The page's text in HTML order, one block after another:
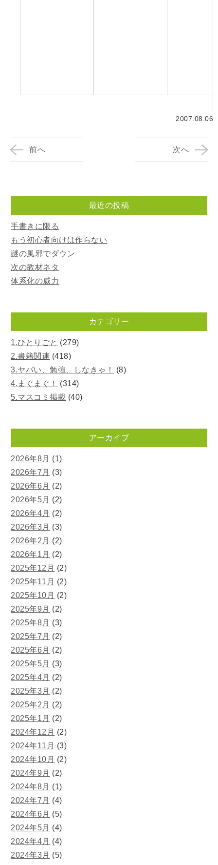
2007.08.06
前へ 次へ
最近の投稿
手書きに限る
もう初心者向けは作らない
謎の風邪でダウン
次の教材ネタ
体系化の威力
カテゴリー
1.ひとりごと (279)
2.書籍関連 (418)
3.ヤバい、勉強、しなきゃ！
(8)
4.まぐまぐ！
(314)
5.マスコミ掲載 (40)
アーカイブ
2026年8月 (1)
2026年7月 (3)
2026年6月 (2)
2026年5月 (2)
2026年4月 (2)
2026年3月 (3)
2026年2月 (2)
2026年1月 (2)
2025年12月 (2)
2025年11月 (2)
2025年10月 (2)
2025年9月 (2)
2025年8月 (3)
2025年7月 (2)
2025年6月 (2)
2025年5月 (3)
2025年4月 (2)
2025年3月 (2)
2025年2月 (2)
2025年1月 (2)
2024年12月 (2)
2024年11月 (3)
2024年10月 (2)
2024年9月 (2)
2024年8月 (1)
2024年7月 (4)
2024年6月 (5)
2024年5月 (4)
2024年4月 (4)
2024年3月 (5)